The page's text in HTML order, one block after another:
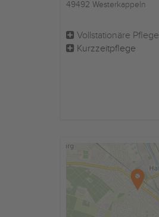
49492 Westerkappeln
Vollstationäre Pflege
Kurzzeitpflege